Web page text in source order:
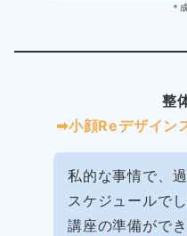
＊成果を保証す
整
➡︎小顔Reデザイン
私的な事情で、
スケジュールで
講座の準備がで